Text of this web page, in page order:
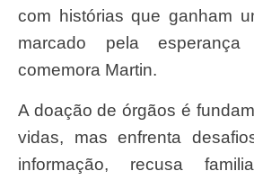
com histórias que ganham
marcado pela
comemora Martin.
A doação de órgãos é fundamental para salvar
vidas, mas enfrenta
informação, recusa